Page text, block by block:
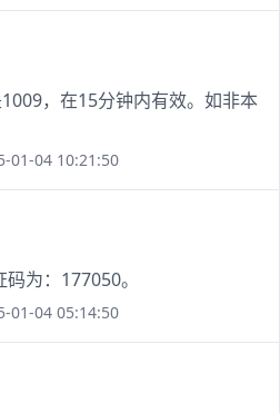
，在15分钟内有效。如非本
01-04 10:21:50
为：177050。
01-04 05:14:50